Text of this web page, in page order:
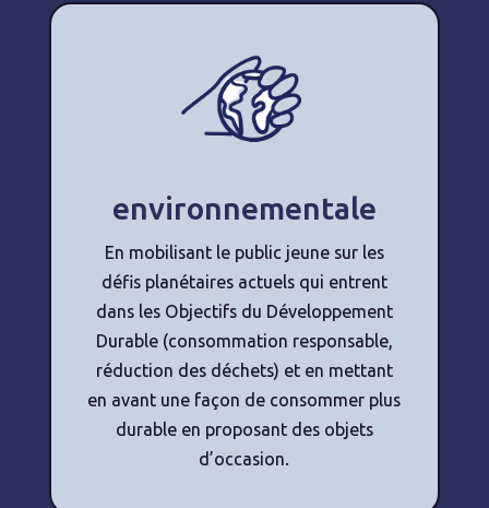
environnementale
En mobilisant le public jeune sur les
défis planétaires actuels qui entrent
dans les Objectifs du Développement
Durable (consommation responsable,
réduction des déchets) et en mettant
en avant une façon de consommer plus
durable en proposant des objets
d’occasion.